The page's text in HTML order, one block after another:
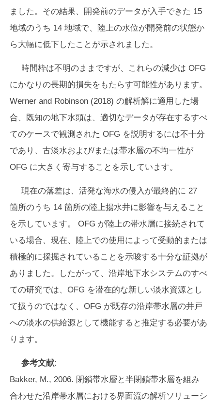
ました。その結果、開発前のデータが入手できた 15
地域のうち 14 地域で、陸上の水位が開発前の状態か
ら大幅に低下したことが示されました。
時間枠は不明のままですが、これらの減少は OFG
にかなりの長期的損失をもたらす可能性があります。
Werner and Robinson (2018) の解析解に適用した場
合、既知の地下水頭は、適切なデータが存在するすべ
てのケースで観測された OFG を説明するには不十分
であり、古淡水および/または帯水層の不均一性が
OFG に大きく寄与することを示しています。
現在の落差は、活発な海水の侵入が最終的に 27
箇所のうち 14 箇所の陸上揚水井に影響を与えること
を示しています。 OFG が陸上の帯水層に接続されて
いる場合、現在、陸上での使用によって受動的または
積極的に採掘されていることを示唆する十分な証拠が
ありました。したがって、沿岸地下水システムのすべ
ての研究では、OFG を潜在的な新しい淡水資源とし
て扱うのではなく、OFG が既存の沿岸帯水層の井戸
への淡水の供給源として機能すると推定する必要があ
ります。
参考文献:
Bakker, M., 2006. 閉鎖帯水層と半閉鎖帯水層を組み
合わせた沿岸帯水層における界面流の解析ソリューシ